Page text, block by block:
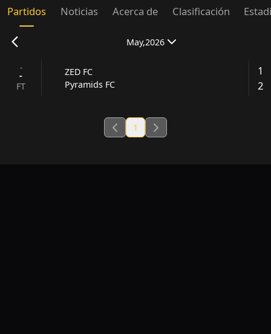
Partidos Noticias Acerca de Clasificación
May,2026
-
-
FT
ZED FC
Pyramids FC
1
2
1